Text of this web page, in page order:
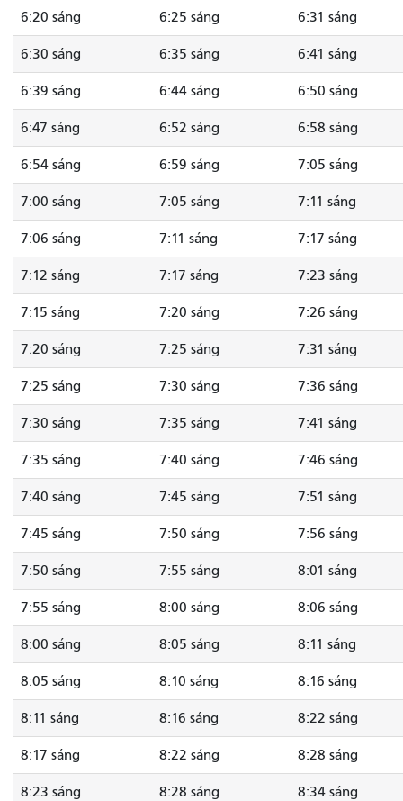
6:20 sáng 6:25 sáng 6:31 sáng
6:30 sáng 6:35 sáng 6:41 sáng
6:39 sáng 6:44 sáng 6:50 sáng
6:47 sáng 6:52 sáng 6:58 sáng
6:54 sáng 6:59 sáng 7:05 sáng
7:00 sáng 7:05 sáng 7:11 sáng
7:06 sáng 7:11 sáng 7:17 sáng
7:12 sáng 7:17 sáng 7:23 sáng
7:15 sáng 7:20 sáng 7:26 sáng
7:20 sáng 7:25 sáng 7:31 sáng
7:25 sáng 7:30 sáng 7:36 sáng
7:30 sáng 7:35 sáng 7:41 sáng
7:35 sáng 7:40 sáng 7:46 sáng
7:40 sáng 7:45 sáng 7:51 sáng
7:45 sáng 7:50 sáng 7:56 sáng
7:50 sáng 7:55 sáng 8:01 sáng
7:55 sáng 8:00 sáng 8:06 sáng
8:00 sáng 8:05 sáng 8:11 sáng
8:05 sáng 8:10 sáng 8:16 sáng
8:11 sáng 8:16 sáng 8:22 sáng
8:17 sáng 8:22 sáng 8:28 sáng
8:23 sáng 8:28 sáng 8:34 sáng